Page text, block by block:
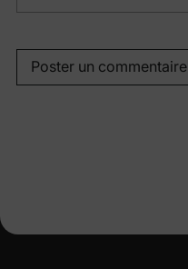
Poster un commentaire